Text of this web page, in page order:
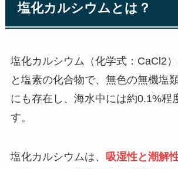
塩化カルシウムとは？
塩化カルシウム（化学式：CaCl2
と塩素の化合物で、無色の無機塩
にも存在し、海水中には約0.1%程
す。
塩化カルシウムは、 吸湿性と潮解